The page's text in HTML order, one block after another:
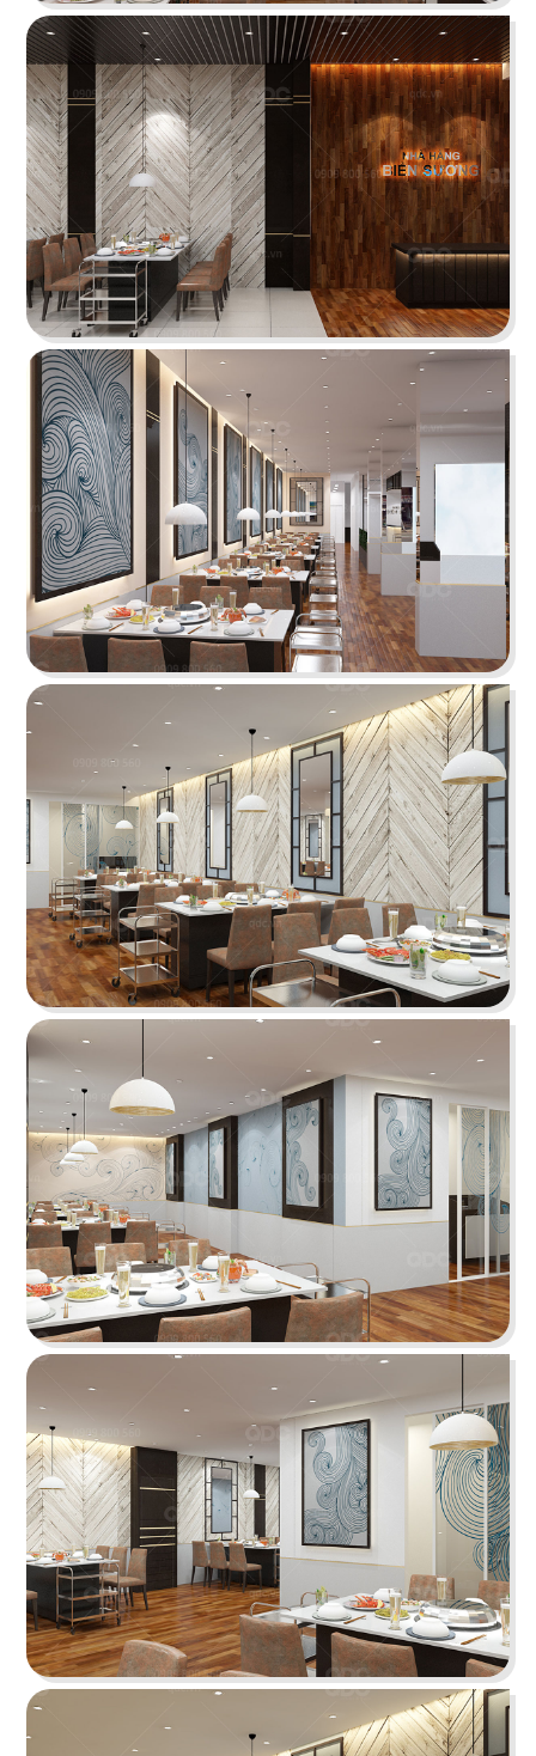
IKIGAI
Tái hiện bức tranh ẩm thực Nhật không phô
bày mà diễn tả vô cùng tinh tế
Chi tiết
BONCHON CHICKEN
Thiết kế lấy sắc đỏ - cam - xám làm chủ đạo tạo
một tổng thể năng động
Chi tiết
HOÀNG TÂM
nhấn tái hiện nét văn hóa Đông và Tây
Chi tiết